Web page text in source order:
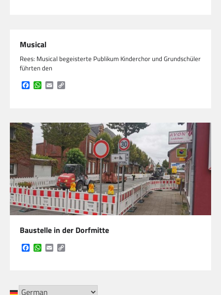
Musical
Rees: Musical begeisterte Publikum Kinderchor und Grundschüler
führten den
Facebook
WhatsApp
Email
Baustelle in der Dorfmitte
Facebook
WhatsApp
Email